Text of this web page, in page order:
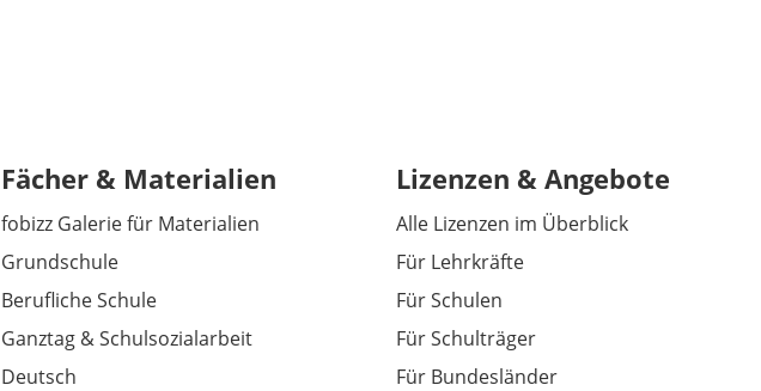
Fächer & Materialien
fobizz Galerie für Materialien
Grundschule
Berufliche Schule
Ganztag & Schulsozialarbeit
Deutsch
Lizenzen & Angebote
Alle Lizenzen im Überblick
Für Lehrkräfte
Für Schulen
Für Schulträger
Für Bundesländer